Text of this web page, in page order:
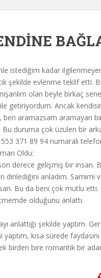
istediğim kadar
şekilde evlenme teklif etti.
olan beyle birkaç
getiriyordum. Ancak
aramazsam aramayan
Bu duruma çok üzülen bir
371 89 94 numaralı
Oldu:
derece gelişmiş bir insan.
dinlediğini anladım. Samimi
Bu da beni çok mutlu
olduğunu anlattı.
anlattığı şekilde yaptım.
yaptım, kısa sürede
birden bire romantik bir